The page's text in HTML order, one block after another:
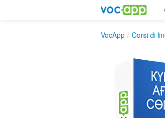
VocApp / Corsi di